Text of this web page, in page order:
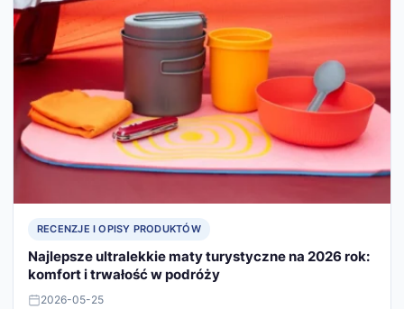
RECENZJE I OPISY PRODUKTÓW
Najlepsze ultralekkie maty turystyczne na 2026 rok:
komfort i trwałość w podróży
2026-05-25